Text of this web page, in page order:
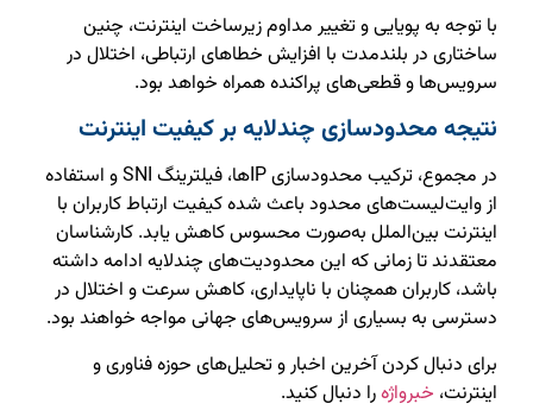
با توجه به پویایی و تغییر مداوم زیرساخت اینترنت، چنین
ساختاری در بلندمدت با افزایش خطاهای ارتباطی، اختلال در
سرویس‌ها و قطعی‌های پراکنده همراه خواهد بود.
نتیجه محدودسازی چندلایه بر کیفیت اینترنت
در مجموع، ترکیب محدودسازی IPها، فیلترینگ SNI و استفاده
از وایت‌لیست‌های محدود باعث شده کیفیت ارتباط کاربران با
اینترنت بین‌الملل به‌صورت محسوس کاهش یابد. کارشناسان
معتقدند تا زمانی که این محدودیت‌های چندلایه ادامه داشته
باشد، کاربران همچنان با ناپایداری، کاهش سرعت و اختلال در
دسترسی به بسیاری از سرویس‌های جهانی مواجه خواهند بود.
برای دنبال کردن آخرین اخبار و تحلیل‌های حوزه فناوری و
اینترنت، خبرواژهرا دنبال کنید.